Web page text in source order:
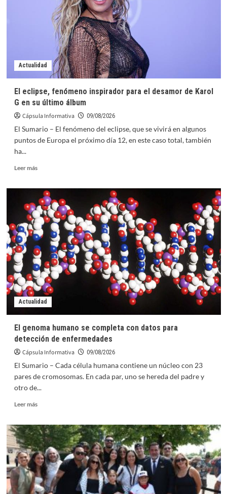
México:
Infraestructura
le
Queda
Fútbol
Base?
por
Rafael
Silva
Actualidad
El eclipse, fenómeno inspirador para el desamor de Karol
G en su último álbum
Cápsula Informativa 09/08/2026
El Sumario – El fenómeno del eclipse, que se vivirá en algunos
puntos de Europa el próximo día 12, en este caso total, también
ha...
Leer másLeer
eclipse,
fenómeno
inspirador
para
el
desamor
de
Karol
G
en
su
Actualidad
El genoma humano se completa con datos para
detección de enfermedades
Cápsula Informativa 09/08/2026
El Sumario – Cada célula humana contiene un núcleo con 23
pares de cromosomas. En cada par, uno se hereda del padre y
otro de...
Leer másLeer
El
genoma
humano
se
completa
con
datos